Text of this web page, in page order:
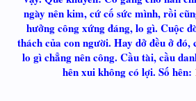
ngày nên kim, cứ cố sức mình, rồi
hưởng công xứng đáng, lo gì. Cuộc
thách của con người. Hay dở đều ở
lo gì chẳng nên công. Cầu tài, cầu
hên xui không có lợi. Số hên: